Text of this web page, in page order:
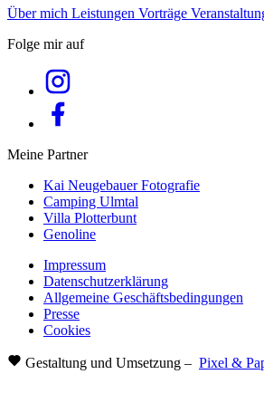
Über mich Leistungen Vorträge
Folge mir auf
Meine Partner
Kai Neugebauer Fotografie
Camping Ulmtal
Villa Plotterbunt
Genoline
Impressum
Datenschutzerklärung
Allgemeine Geschäftsbedingungen
Presse
Cookies
Gestaltung und Umsetzung – Pixel &